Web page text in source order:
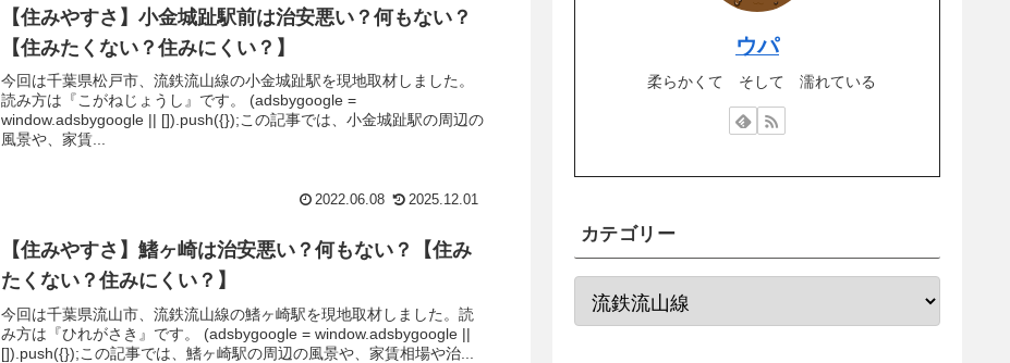
【住みやすさ】小金城趾駅前は治安悪い？何もない？
【住みたくない？住みにくい？】
今回は千葉県松戸市、流鉄流山線の小金城趾駅を現地取材しました。
読み方は『こがねじょうし』です。 (adsbygoogle =
window.adsbygoogle || []).push({});この記事では、小金城趾駅の周辺の
風景や、家賃...
2022.06.08 2025.12.01
【住みやすさ】鰭ヶ崎は治安悪い？何もない？【住み
たくない？住みにくい？】
今回は千葉県流山市、流鉄流山線の鰭ヶ崎駅を現地取材しました。読
み方は『ひれがさき』です。 (adsbygoogle = window.adsbygoogle ||
[]).push({});この記事では、鰭ヶ崎駅の周辺の風景や、家賃相場や治...
ウパ
柔らかくて そして 濡れている
カテゴリー